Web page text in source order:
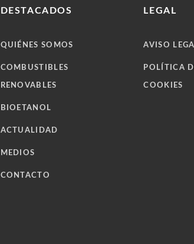
DESTACADOS
QUIÉNES SOMOS
COMBUSTIBLES
RENOVABLES
BIOETANOL
ACTUALIDAD
MEDIOS
CONTACTO
LEGAL
AVISO
POLÍTICA
COOKIES